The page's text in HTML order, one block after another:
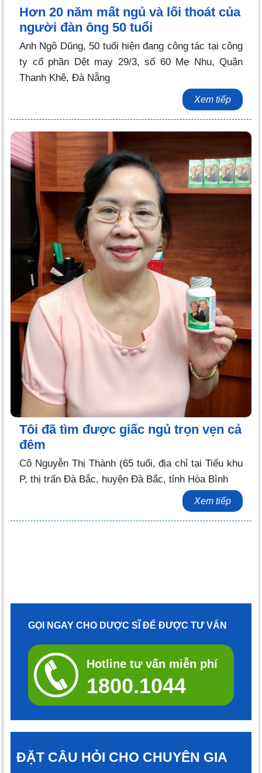
Hơn 20 năm mất ngủ và lối thoát của
người đàn ông 50 tuổi
Anh Ngô Dũng, 50 tuổi hiện đang công tác tại công
ty cổ phần Dệt may 29/3, số 60 Mẹ Nhu, Quận
Thanh Khê, Đà Nẵng
Xem tiếp
Tôi đã tìm được giấc ngủ trọn vẹn cả
đêm
Cô Nguyễn Thị Thành (65 tuổi, địa chỉ tại Tiểu khu
P, thị trấn Đà Bắc, huyện Đà Bắc, tỉnh Hòa Bình
Xem tiếp
GỌI NGAY CHO DƯỢC SĨ ĐỂ ĐƯỢC TƯ VẤN
Hotline tư vấn miễn phí
1800.1044
ĐẶT CÂU HỎI CHO CHUYÊN GIA